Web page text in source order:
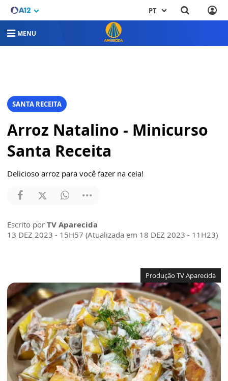
PT
MENU
SANTA RECEITA
Arroz Natalino - Minicurso
Santa Receita
Delicioso arroz para você fazer na ceia!
Escrito por TV Aparecida
13 DEZ 2023 - 15H57 (Atualizada em 18 DEZ 2023 - 11H23)
Produção TV Aparecida